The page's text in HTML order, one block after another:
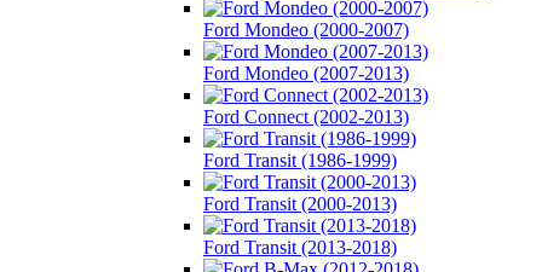
Ford Mondeo (2000-2007)
Ford Mondeo (2007-2013)
Ford Connect (2002-2013)
Ford Transit (1986-1999)
Ford Transit (2000-2013)
Ford Transit (2013-2018)